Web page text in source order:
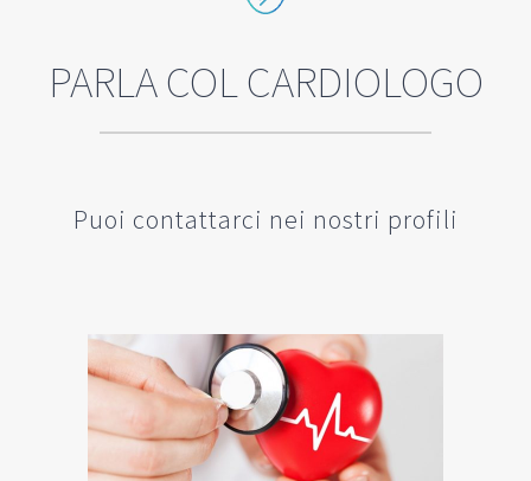
PARLA COL CARDIOLOGO
Puoi contattarci nei nostri profili